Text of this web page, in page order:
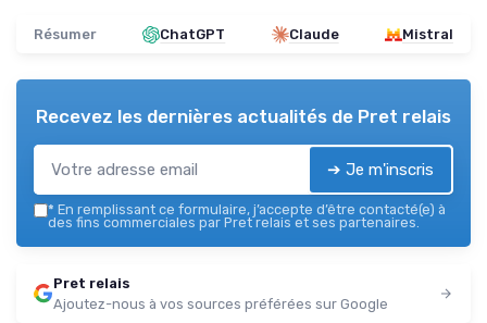
Résumer ChatGPT Claude Mistral
Recevez les dernières actualités de Pret relais
➔ Je m'inscris
* En remplissant ce formulaire, j’accepte d’être contacté(e) à
des fins commerciales par Pret relais et ses partenaires.
Pret relais
Ajoutez-nous à vos sources préférées sur Google